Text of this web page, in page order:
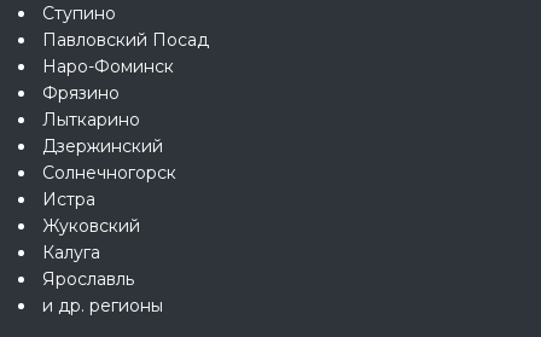
Ступино
Павловский Посад
Наро-Фоминск
Фрязино
Лыткарино
Дзержинский
Солнечногорск
Истра
Жуковский
Калуга
Ярославль
и др. регионы